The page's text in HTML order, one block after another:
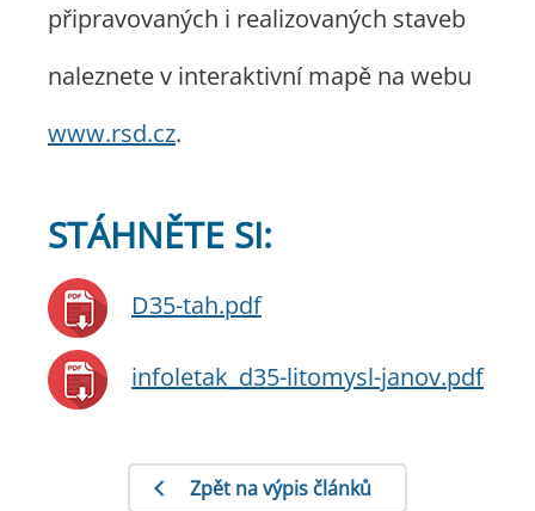
připravovaných i realizovaných staveb
naleznete v interaktivní mapě na webu
www.rsd.cz.
STÁHNĚTE SI:
D35-tah.pdf
infoletak_d35-litomysl-janov.pdf
Zpět na výpis článků